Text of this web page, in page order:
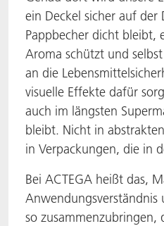
ein Deckel sicher auf der
Pappbecher dicht bleibt,
Aroma schützt und
an die
visuelle Effekte dafür
auch im längsten
bleibt. Nicht in
in Verpackungen, die in
Bei ACTEGA heißt das,
Anwendungsverständnis
so zusammenzubringen,
ACTNext
BlisterKote
FoodClass
FoodSafe
PakSafe
Let's ACT
FAQ
ACTEGA Rhenacoat
ACTEGA Schmid Rhyner